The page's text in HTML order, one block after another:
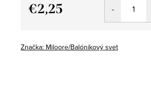
€2,25
Značka: Miloore/Balónikový svet